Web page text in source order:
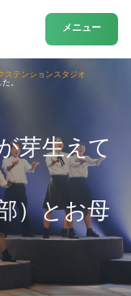
メニュー
芽生えて
）とお母
ステンションスタジオ
。